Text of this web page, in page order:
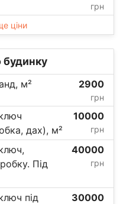
грн
ціни
будинку
м² 2900
грн
дах), м²
10000
грн
Під
40000
грн
під
30000